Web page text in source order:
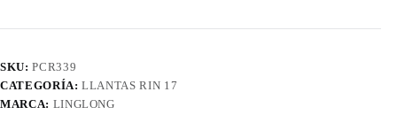
SKU:PCR339
CATEGORÍA:LLANTAS RIN 17
MARCA: LINGLONG